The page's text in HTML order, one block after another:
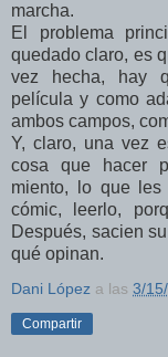
marcha.
El problema
quedado claro, es
vez hecha, hay
película y como
ambos campos,
Y, claro, una vez
cosa que hacer
miento, lo que
cómic, leerlo,
Después, sacien
qué opinan.
Dani López a las 3/
Compartir